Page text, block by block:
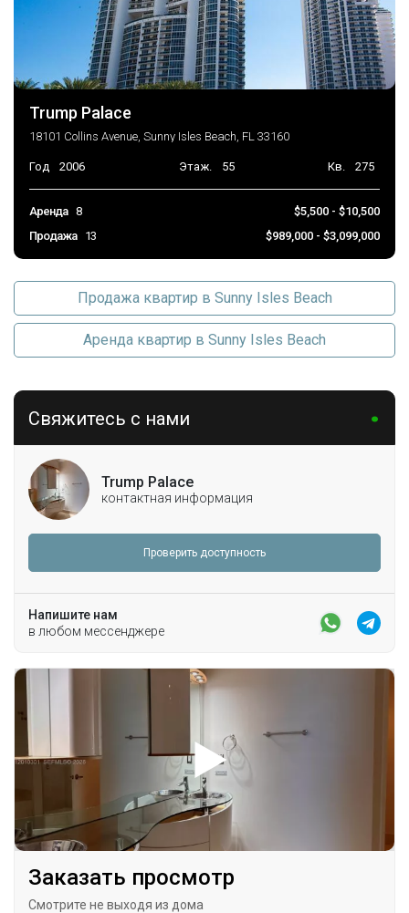
Trump Palace
18101 Collins Avenue, Sunny Isles Beach, FL 33160
Год 2006 Этаж. 55 Кв. 275
Аренда 8
$5,500 - $10,500
Продажа
13 $989,000 - $3,099,000
Продажа квартир в Sunny Isles Beach
Аренда квартир в Sunny Isles Beach
Свяжитесь с нами
Trump Palace
контактная информация
Проверить доступность
Напишите нам
в любом мессенджере
Заказать просмотр
Смотрите не выходя из дома